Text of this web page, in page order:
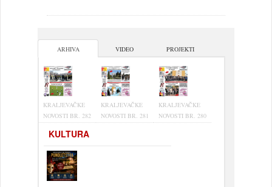
ARHIVA VIDEO PROJEKTI
KRALJEVAČKE
NOVOSTI BR. 282
KRALJEVAČKE
NOVOSTI BR. 281
KRALJEVAČKE
NOVOSTI BR. 280
KULTURA